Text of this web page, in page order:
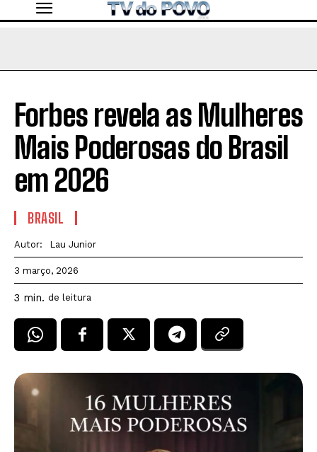
Forbes revela as Mulheres
Mais Poderosas do Brasil
em 2026
BRASIL
Autor: Lau Junior
3 março, 2026
3 min. de leitura